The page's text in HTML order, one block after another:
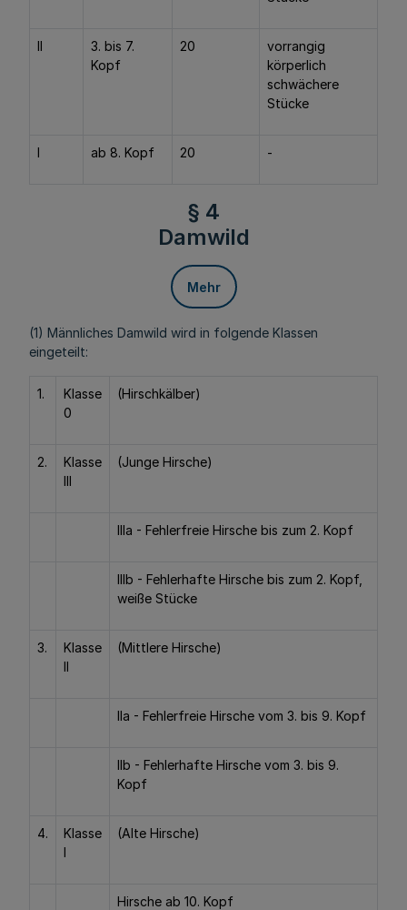
II
3. bis 7.
Kopf
20
vorrangig
körperlich
schwächere
Stücke
I ab 8. Kopf 20 -
§ 4
Damwild
Mehr
(1) Männliches Damwild wird in folgende Klassen
eingeteilt:
1.
Klasse
0
(Hirschkälber)
2.
Klasse
III
(Junge Hirsche)
IIIa - Fehlerfreie Hirsche bis zum 2. Kopf
IIIb - Fehlerhafte Hirsche bis zum 2. Kopf,
weiße Stücke
3.
Klasse
II
(Mittlere Hirsche)
IIa - Fehlerfreie Hirsche vom 3. bis 9. Kopf
IIb - Fehlerhafte Hirsche vom 3. bis 9.
Kopf
4.
Klasse
I
(Alte Hirsche)
Hirsche ab 10. Kopf